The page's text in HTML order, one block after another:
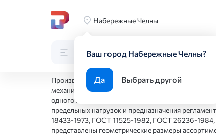
Набережные Челны
Ваш город Набережные Челны?
Да Выбрать другой
Каталог Поиск по каталогу
Главная Производство
Производство бронзовых втулок - это процесс
механизмов визуально представляющих собой
одного концевого внутреннего и наружного
предельных нагрузок и предназначения
18433-1973, ГОСТ 11525-1982, ГОСТ 26236-1984,
представлены геометрические размеры